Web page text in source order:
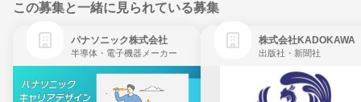
この募集と一緒に見られている募集
パナソニック株式会社
半導体・電子機器メーカー
株式会社KADOKAWA
出版社・新聞社